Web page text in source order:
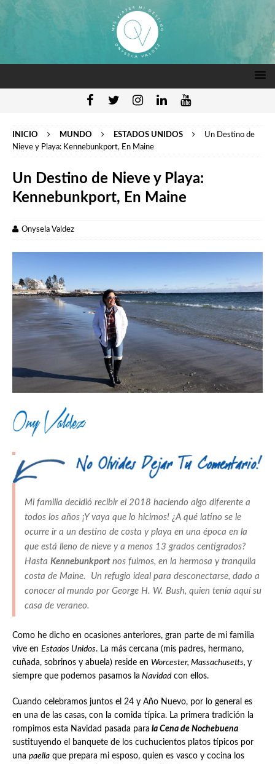
INICIO MUNDO ESTADOS UNIDOS
Un Destino de
Nieve y Playa: Kennebunkport, En Maine
Un Destino de Nieve y Playa:
Kennebunkport, En Maine
Onysela Valdez
Mi familia decidió recibir el 2018 haciendo algo diferente a
todos los años ¡Y vaya que lo hicimos! ¿A qué latino se le
ocurre ir a un destino de costa y playa en una época en la
que está lleno de nieve y a menos 13 grados centígrados?
Hasta Kennebunkportnos fuimos, en la hermosa y tranquila
costa de Maine. Un refugio ideal para desconectarse, dado a
conocer al mundo por George H. W. Bush, quien tenía aquí su
casa de veraneo.
Como he dicho en ocasiones anteriores, gran parte de mi familia
vive en Estados Unidos. La más cercana (mis padres, hermano,
cuñada, sobrinos y abuela) reside en Worcester, Massachusetts, y
siempre que podemos pasamos la Navidad con ellos.
Cuando celebramos juntos el 24 y Año Nuevo, por lo general es
en una de las casas, con la comida típica. La primera tradición la
rompimos esta Navidad pasada para la Cena de Nochebuena
sustituyendo el banquete de los cuchucientos platos típicos por
una paella que prepara mi esposo, quien es vasco y cocina los